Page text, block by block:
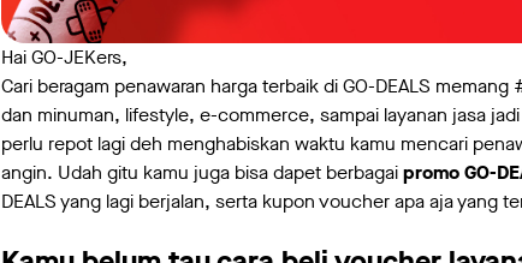
Hai GO-JEKers,
Cari beragam penawaran harga terbaik di GO-DEALS
dan minuman, lifestyle, e-commerce, sampai layanan jasa
perlu repot lagi deh menghabiskan waktu kamu mencari
angin. Udah gitu kamu juga bisa dapet berbagaipromo GO-
DEALS yang lagi berjalan, serta kupon voucher apa aja yang